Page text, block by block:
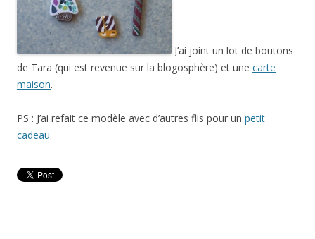
J’ai joint un lot de boutons
de Tara (qui est revenue sur la blogosphère) et une carte
maison.
PS : J’ai refait ce modèle avec d’autres flis pour un petit
cadeau.